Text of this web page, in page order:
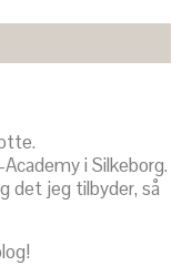
i Silkeborg.
det jeg tilbyder, så